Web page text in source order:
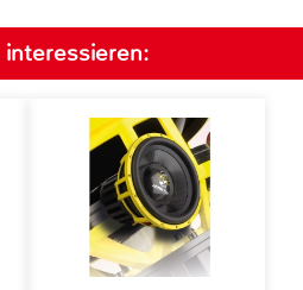
interessieren: